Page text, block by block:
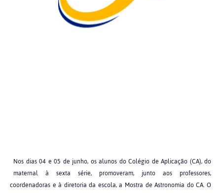
Nos dias 04 e 05 de junho, os alunos do Colégio de Aplicação (CA), do
maternal à sexta série, promoveram, junto aos professores,
coordenadoras e à diretoria da escola, a Mostra de Astronomia do CA. O